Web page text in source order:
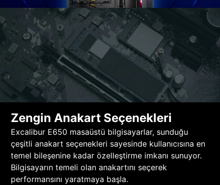
Zengin Anakart Seçenekleri
Excalibur E650 masaüstü bilgisayarlar, sunduğu
çeşitli anakart seçenekleri sayesinde kullanıcısına en
temel bileşenine kadar özelleştirme imkanı sunuyor.
Bilgisayarın temeli olan anakartını seçerek
performansını yaratmaya başla.